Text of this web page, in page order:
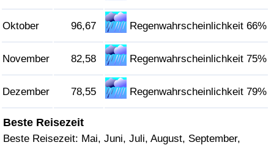
Oktober 96,67 Regenwahrscheinlichkeit 66%
November 82,58 Regenwahrscheinlichkeit 75%
Dezember 78,55 Regenwahrscheinlichkeit 79%
Beste Reisezeit
Beste Reisezeit: Mai, Juni, Juli, August, September,